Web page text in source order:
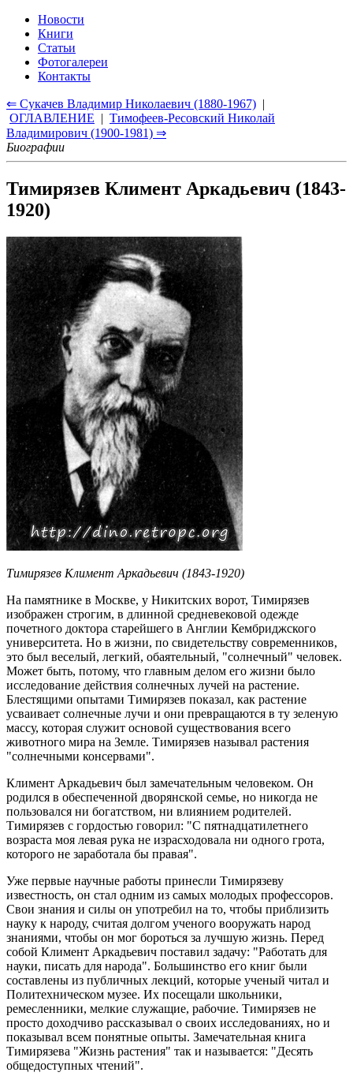
Новости
Книги
Статьи
Фотогалереи
Контакты
⇐ Сукачев Владимир Николаевич (1880-1967) |
ОГЛАВЛЕНИЕ | Тимофеев-Ресовский Николай
Владимирович (1900-1981) ⇒
Биографии
Тимирязев Климент Аркадьевич (1843-
1920)
Тимирязев Климент Аркадьевич (1843-1920)
На памятнике в Москве, у Никитских ворот, Тимирязев
изображен строгим, в длинной средневековой одежде
почетного доктора старейшего в Англии Кембриджского
университета. Но в жизни, по свидетельству современников,
это был веселый, легкий, обаятельный, "солнечный" человек.
Может быть, потому, что главным делом его жизни было
исследование действия солнечных лучей на растение.
Блестящими опытами Тимирязев показал, как растение
усваивает солнечные лучи и они превращаются в ту зеленую
массу, которая служит основой существования всего
животного мира на Земле. Тимирязев называл растения
"солнечными консервами".
Климент Аркадьевич был замечательным человеком. Он
родился в обеспеченной дворянской семье, но никогда не
пользовался ни богатством, ни влиянием родителей.
Тимирязев с гордостью говорил: "С пятнадцатилетнего
возраста моя левая рука не израсходовала ни одного грота,
которого не заработала бы правая".
Уже первые научные работы принесли Тимирязеву
известность, он стал одним из самых молодых профессоров.
Свои знания и силы он употребил на то, чтобы приблизить
науку к народу, считая долгом ученого вооружать народ
знаниями, чтобы он мог бороться за лучшую жизнь. Перед
собой Климент Аркадьевич поставил задачу: "Работать для
науки, писать для народа". Большинство его книг были
составлены из публичных лекций, которые ученый читал и
Политехническом музее. Их посещали школьники,
ремесленники, мелкие служащие, рабочие. Тимирязев не
просто доходчиво рассказывал о своих исследованиях, но и
показывал всем понятные опыты. Замечательная книга
Тимирязева "Жизнь растения" так и называется: "Десять
общедоступных чтений".